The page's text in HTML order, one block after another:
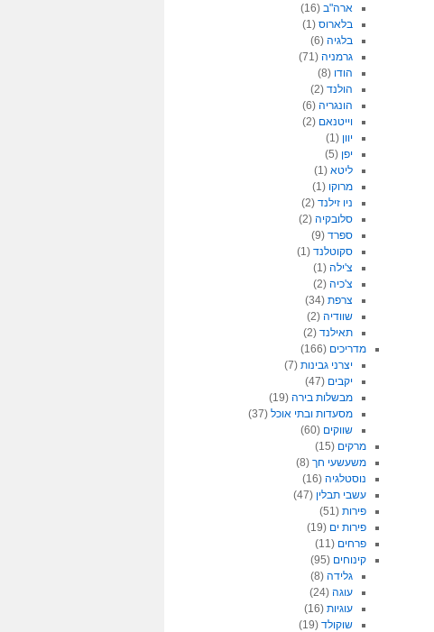
ארה"ב (16)
בלארוס (1)
בלגיה (6)
גרמניה (71)
הודו (8)
הולנד (2)
הונגריה (6)
וייטנאם (2)
יוון (1)
יפן (5)
ליטא (1)
מרוקו (1)
ניו זילנד (2)
סלובקיה (2)
ספרד (9)
סקוטלנד (1)
צ'ילה (1)
צ'כיה (2)
צרפת (34)
שוודיה (2)
תאילנד (2)
מדריכים (166)
יצרני גבינות (7)
יקבים (47)
מבשלות בירה (19)
מסעדות ובתי אוכל (37)
שווקים (60)
מרקים (15)
משעשעי חך(8)
נוסטלגיה(16)
עשבי תבלין (47)
פירות(51)
פירות ים (19)
פרחים (11)
קינוחים (95)
גלידה (8)
עוגה (24)
עוגיות (16)
שוקולד (19)